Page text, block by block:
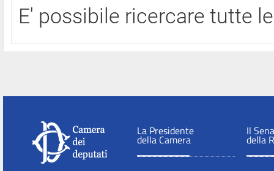
E' possibile ricercare tutte
La Presidente
della Camera
Il
della